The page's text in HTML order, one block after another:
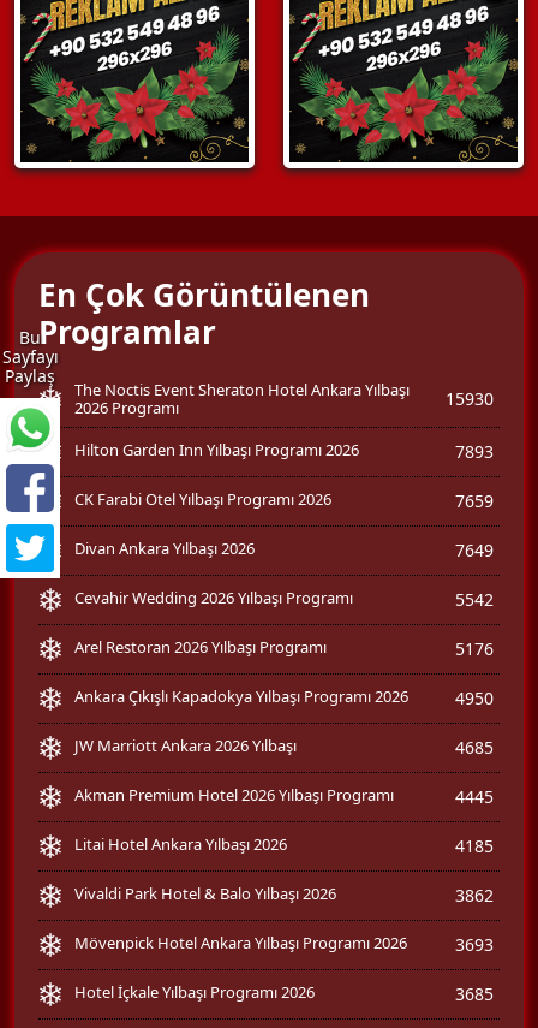
Bu
Sayfayı
Paylaş
En Çok Görüntülenen
Programlar
The Noctis Event Sheraton Hotel Ankara Yılbaşı
2026 Programı
15930
Hilton Garden Inn Yılbaşı Programı 2026 7893
CK Farabi Otel Yılbaşı Programı 2026 7659
Divan Ankara Yılbaşı 2026 7649
Cevahir Wedding 2026 Yılbaşı Programı 5542
Arel Restoran 2026 Yılbaşı Programı 5176
Ankara Çıkışlı Kapadokya Yılbaşı Programı 2026 4950
JW Marriott Ankara 2026 Yılbaşı 4685
Akman Premium Hotel 2026 Yılbaşı Programı 4445
Litai Hotel Ankara Yılbaşı 2026 4185
Vivaldi Park Hotel & Balo Yılbaşı 2026 3862
Mövenpick Hotel Ankara Yılbaşı Programı 2026 3693
Hotel İçkale Yılbaşı Programı 2026 3685